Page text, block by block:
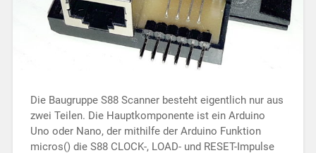
Die Baugruppe S88 Scanner be­steht ei­gent­lich nur aus
zwei Tei­len. Die Haupt­kom­po­nen­te ist ein Ar­duino
Uno oder Nano, der mit­hilfe der Ar­dui­no Funktion
micros() die S88 CLOCK-, LOAD- und RESET-Impulse